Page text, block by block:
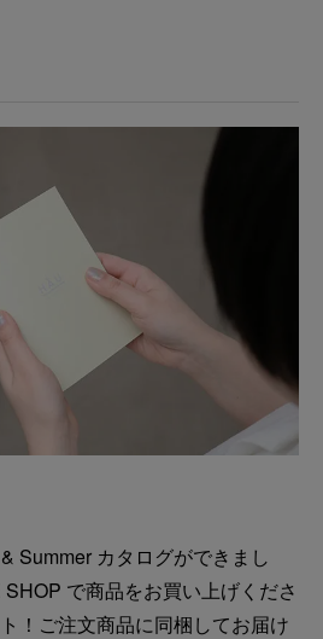
Summer カタログができまし
で商品をお買い上げくださ
！ご注文商品に同梱してお届け